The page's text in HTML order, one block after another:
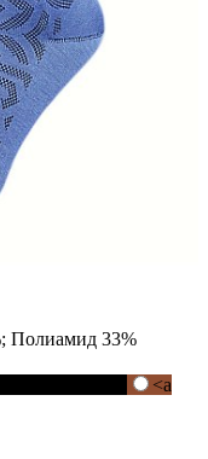
Полиамид 33%
<a